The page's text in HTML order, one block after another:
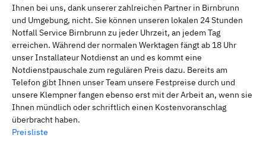
Ihnen bei uns, dank unserer zahlreichen Partner in Birnbrunn
und Umgebung, nicht. Sie können unseren lokalen 24 Stunden
Notfall Service Birnbrunn zu jeder Uhrzeit, an jedem Tag
erreichen. Während der normalen Werktagen fängt ab 18 Uhr
unser Installateur Notdienst an und es kommt eine
Notdienstpauschale zum regulären Preis dazu. Bereits am
Telefon gibt Ihnen unser Team unsere Festpreise durch und
unsere Klempner fangen ebenso erst mit der Arbeit an, wenn sie
Ihnen mündlich oder schriftlich einen Kostenvoranschlag
überbracht haben.
Preisliste